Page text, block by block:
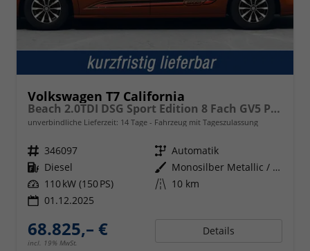
Volkswagen T7 California
Beach 2.0TDI DSG Sport Edition 8 Fach GV5 Premium+
unverbindliche Lieferzeit: 14 Tage Fahrzeug mit Tageszulassung
Fahrzeugnr. 346097 Getriebe Automatik
Kraftstoff Diesel Außenfarbe
Monosilber Metallic / Energetic Orange Metallic
Leistung 110 kW (150 PS) Kilometerstand 10 km
01.12.2025
68.825,– €
incl. 19% MwSt.
Details